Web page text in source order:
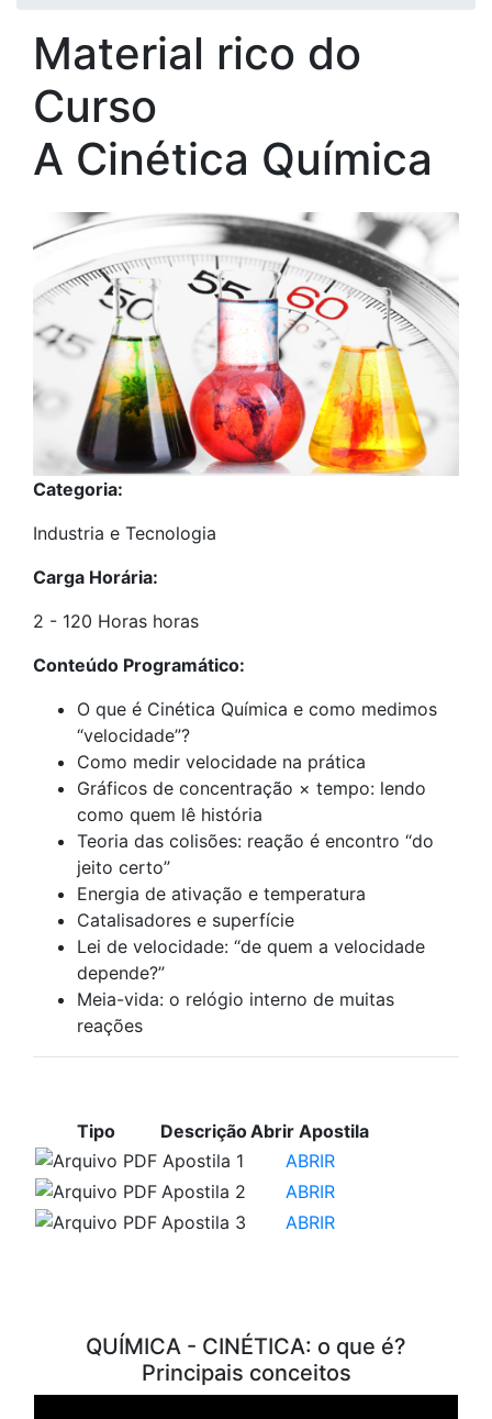
Material rico do
Curso
A Cinética Química
Categoria:
Industria e Tecnologia
Carga Horária:
2 - 120 Horas horas
Conteúdo Programático:
O que é Cinética Química e como medimos
“velocidade”?
Como medir velocidade na prática
Gráficos de concentração × tempo: lendo
como quem lê história
Teoria das colisões: reação é encontro “do
jeito certo”
Energia de ativação e temperatura
Catalisadores e superfície
Lei de velocidade: “de quem a velocidade
depende?”
Meia-vida: o relógio interno de muitas
reações
Tipo DescriçãoAbrir Apostila
Apostila 1
ABRIR
Apostila 2
ABRIR
Apostila 3
ABRIR
QUÍMICA - CINÉTICA: o que é?
Principais conceitos